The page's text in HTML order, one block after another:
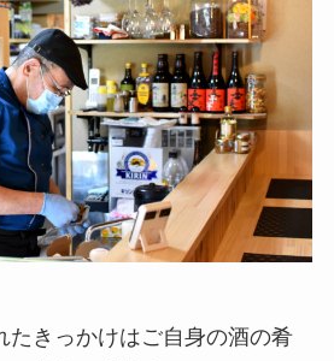
たきっかけはご自身の酒の肴